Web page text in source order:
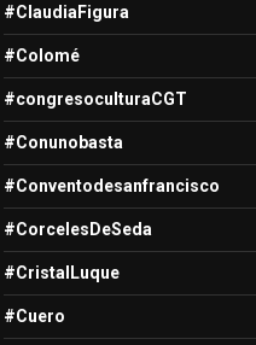
#ClaudiaFigura
#Colomé
#congresoculturaCGT
#Conunobasta
#Conventodesanfrancisco
#CorcelesDeSeda
#CristalLuque
#Cuero